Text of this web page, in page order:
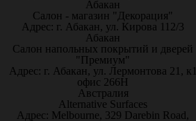
Абакан
Салон - магазин "Декорация"
Адрес: г. Абакан, ул. Кирова 112/3
Абакан
Салон напольных покрытий и дверей
"Премиум"
Адрес: г. Абакан, ул. Лермонтова 21, к1
офис 266Н
Австралия
Alternative Surfaces
Адрес: Melbourne, 329 Darebin Road,